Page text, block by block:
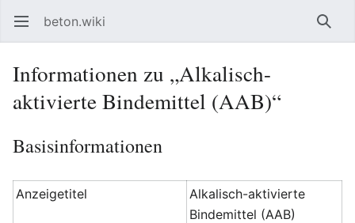
Hauptmenü öffnen beton.wiki
Informationen zu „Alkalisch-
aktivierte Bindemittel (AAB)“
Basisinformationen
Anzeigetitel
Alkalisch-aktivierte
Bindemittel (AAB)